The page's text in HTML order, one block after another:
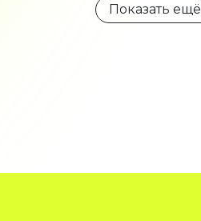
Показать ещё